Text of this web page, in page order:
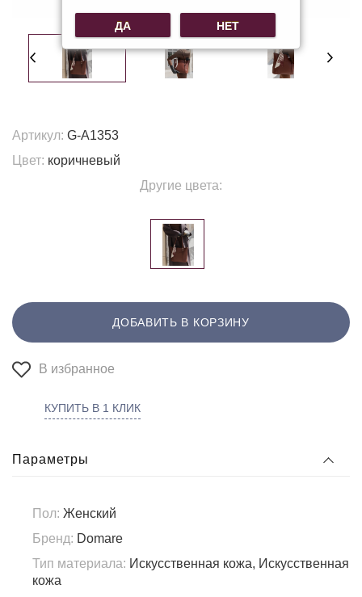
Артикул: G-A1353
Цвет: коричневый
Другие цвета:
ДОБАВИТЬ В КОРЗИНУ
В избранное
КУПИТЬ В 1 КЛИК
Параметры
Пол: Женский
Бренд: Domare
Тип материала: Искусственная кожа, Искусственная
кожа
ДА НЕТ